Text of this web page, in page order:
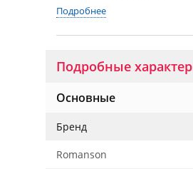
Подробнее
Подробные
Основные
Бренд
Romanson